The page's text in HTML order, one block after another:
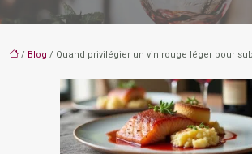
/ Blog / Quand privilégier un vin rouge léger pour